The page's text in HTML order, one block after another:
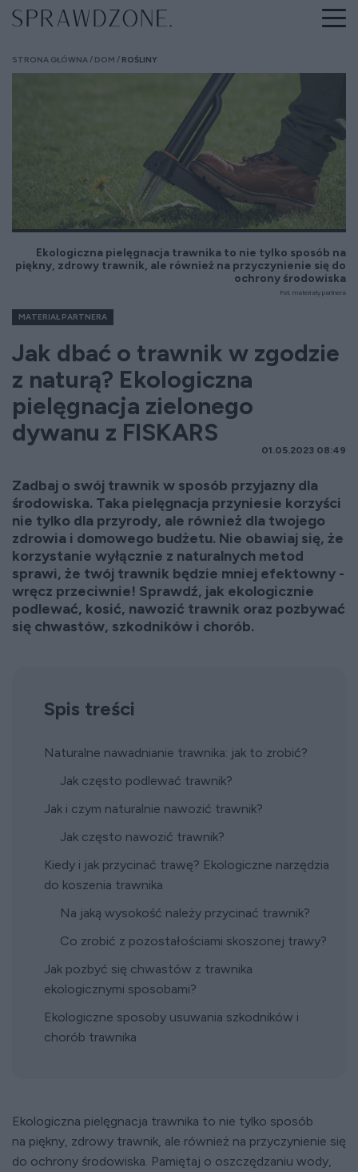
STRONA GŁÓWNA DOM ROŚLINY
Ekologiczna pielęgnacja trawnika to nie tylko sposób na
piękny, zdrowy trawnik, ale również na przyczynienie się do
ochrony środowiska
Fot. materiały partnera
MATERIAŁ PARTNERA
Jak dbać o trawnik w zgodzie
z naturą? Ekologiczna
pielęgnacja zielonego
dywanu z FISKARS
01.05.2023 08:49
Zadbaj o swój trawnik w sposób przyjazny dla
środowiska. Taka pielęgnacja przyniesie korzyści
nie tylko dla przyrody, ale również dla twojego
zdrowia i domowego budżetu. Nie obawiaj się, że
korzystanie wyłącznie z naturalnych metod
sprawi, że twój trawnik będzie mniej efektowny -
wręcz przeciwnie! Sprawdź, jak ekologicznie
podlewać, kosić, nawozić trawnik oraz pozbywać
się chwastów, szkodników i chorób.
Spis treści
Naturalne nawadnianie trawnika: jak to zrobić?
Jak często podlewać trawnik?
Jak i czym naturalnie nawozić trawnik?
Jak często nawozić trawnik?
Kiedy i jak przycinać trawę? Ekologiczne narzędzia
do koszenia trawnika
Na jaką wysokość należy przycinać trawnik?
Co zrobić z pozostałościami skoszonej trawy?
Jak pozbyć się chwastów z trawnika
ekologicznymi sposobami?
Ekologiczne sposoby usuwania szkodników i
chorób trawnika
Ekologiczna pielęgnacja trawnika to nie tylko sposób
na piękny, zdrowy trawnik, ale również na przyczynienie się
do ochrony środowiska. Pamiętaj o oszczędzaniu wody,